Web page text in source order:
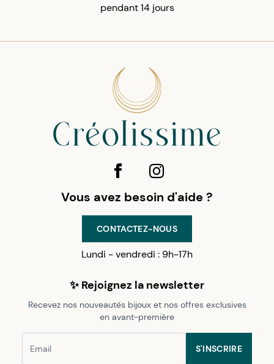
pendant 14 jours
Vous avez besoin d'aide ?
CONTACTEZ-NOUS
Lundi - vendredi : 9h-17h
✨ Rejoignez la newsletter
Recevez nos nouveautés bijoux et nos offres exclusives
en avant-première
S'INSCRIRE